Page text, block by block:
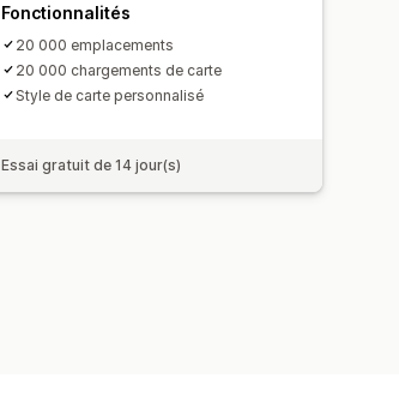
Fonctionnalités
20 000 emplacements
20 000 chargements de carte
Style de carte personnalisé
Essai gratuit de 14 jour(s)